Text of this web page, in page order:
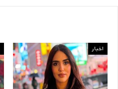
اخبار